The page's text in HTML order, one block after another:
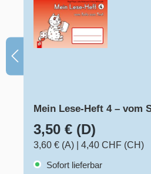
Mein Lese-Heft 4 – vom
3,50 € (D)
3,60 € (A)
4,40 CHF (CH)
Sofort lieferbar